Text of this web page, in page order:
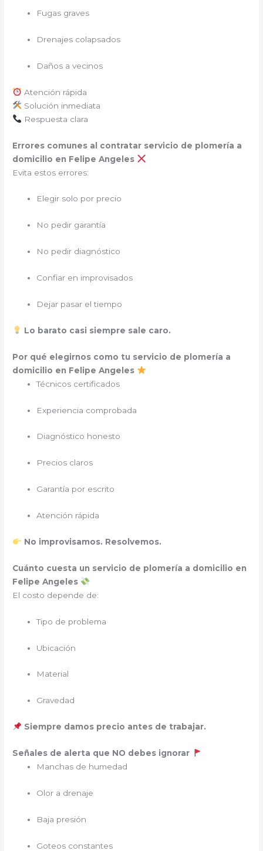
Fugas graves
Drenajes colapsados
Daños a vecinos
Atención rápida
Solución inmediata
Respuesta clara
Errores comunes al contratar servicio de plomería a
domicilio en Felipe Angeles
Evita estos errores:
Elegir solo por precio
No pedir garantía
No pedir diagnóstico
Confiar en improvisados
Dejar pasar el tiempo
Lo barato casi siempre sale caro.
Por qué elegirnos como tu servicio de plomería a
domicilio en Felipe Angeles
Técnicos certificados
Experiencia comprobada
Diagnóstico honesto
Precios claros
Garantía por escrito
Atención rápida
No improvisamos. Resolvemos.
Cuánto cuesta un servicio de plomería a domicilio en
Felipe Angeles
El costo depende de:
Tipo de problema
Ubicación
Material
Gravedad
Siempre damos precio antes de trabajar.
Señales de alerta que NO debes ignorar
Manchas de humedad
Olor a drenaje
Baja presión
Goteos constantes